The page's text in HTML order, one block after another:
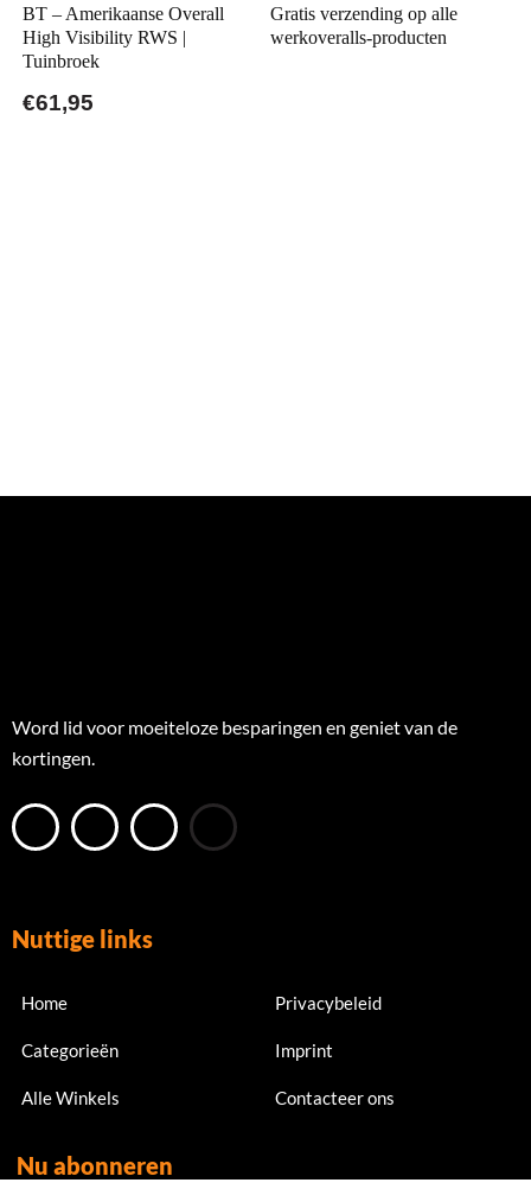
BT – Amerikaanse Overall
High Visibility RWS |
Tuinbroek
€61,95
Gratis verzending op alle
werkoveralls-producten
Word lid voor moeiteloze besparingen en geniet van de
kortingen.
Nuttige links
Home
Categorieën
Alle Winkels
Privacybeleid
Imprint
Contacteer ons
Nu abonneren